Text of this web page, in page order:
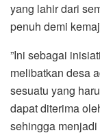
yang lahir dari
penuh demi
​”Ini sebagai
melibatkan desa
sesuatu yang
dapat diterima
sehingga